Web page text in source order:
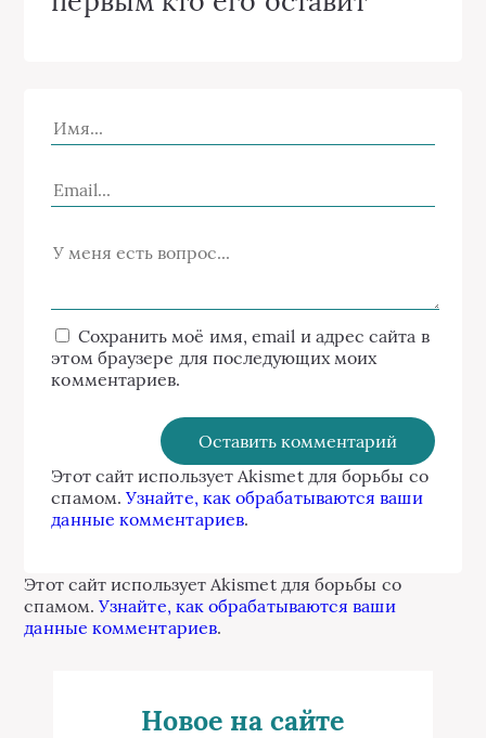
Сохранить моё имя, email и адрес сайта в
этом браузере для последующих моих
комментариев.
Этот сайт использует Akismet для борьбы со
спамом.Узнайте, как обрабатываются ваши
данные комментариев.
Этот сайт использует Akismet для борьбы со
спамом.Узнайте, как обрабатываются ваши
данные комментариев.
Новое на сайте